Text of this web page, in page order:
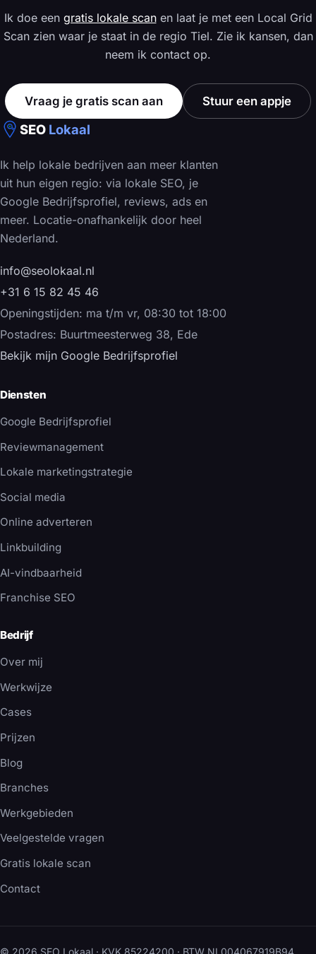
Ik doe een gratis lokale scanen laat je met een Local Grid
Scan zien waar je staat in de regio Tiel. Zie ik kansen, dan
neem ik contact op.
Vraag je gratis scan aan Stuur een appje
SEO Lokaal
Ik help lokale bedrijven aan meer klanten
uit hun eigen regio: via lokale SEO, je
Google Bedrijfsprofiel, reviews, ads en
meer. Locatie-onafhankelijk door heel
Nederland.
info@seolokaal.nl
+31 6 15 82 45 46
Openingstijden: ma t/m vr, 08:30 tot 18:00
Postadres: Buurtmeesterweg 38, Ede
Bekijk mijn Google Bedrijfsprofiel
Diensten
Google Bedrijfsprofiel
Reviewmanagement
Lokale marketingstrategie
Social media
Online adverteren
Linkbuilding
AI-vindbaarheid
Franchise SEO
Bedrijf
Over mij
Werkwijze
Cases
Prijzen
Blog
Branches
Werkgebieden
Veelgestelde vragen
Gratis lokale scan
Contact
© 2026 SEO Lokaal · KVK 85224200 · BTW NL004067919B94